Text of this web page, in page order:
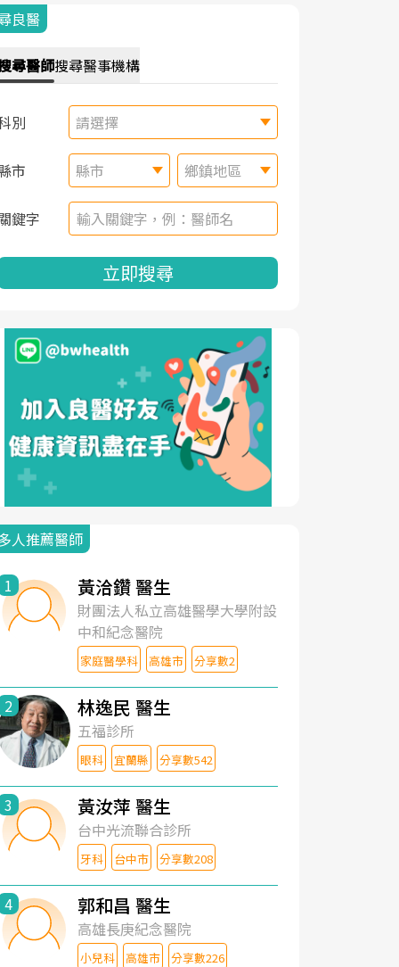
良醫
尋醫師搜尋醫事機構
別 請選擇
市 縣市 鄉鎮地區
鍵字
立即搜尋
人推薦醫師
1 黃洽鑽 醫生
財團法人私立高雄醫學大學附設
中和紀念醫院
家庭醫學科 高雄市 分享數2
2 林逸民 醫生
五福診所
眼科 宜蘭縣 分享數542
3 黃汝萍 醫生
台中光流聯合診所
牙科 台中市 分享數208
4 郭和昌 醫生
高雄長庚紀念醫院
小兒科 高雄市 分享數226